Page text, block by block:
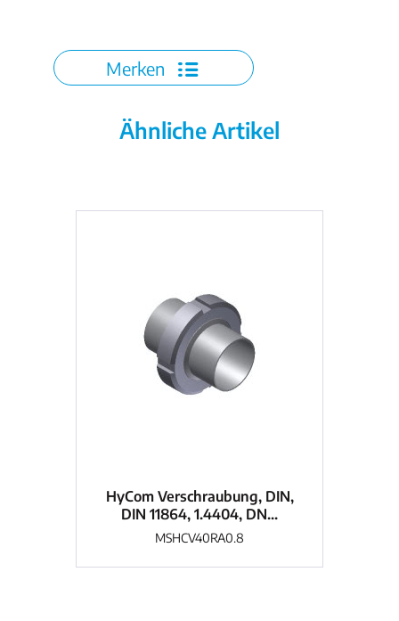
Merken
Ähnliche Artikel
HyCom Verschraubung, DIN,
DIN 11864, 1.4404, DN...
MSHCV40RA0.8